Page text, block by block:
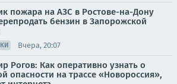
пожара на АЗС в Ростове-на-Дону
бензин в Запорожской
Вчера, 20:07
Рогов: Как оперативно узнать о
опасности на трассе «Новороссия»,